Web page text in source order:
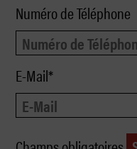
Numéro de Téléphone
E-Mail*